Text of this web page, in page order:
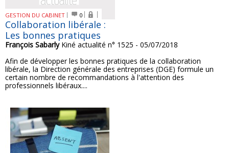
GESTION DU CABINET 0
Collaboration libérale :
Les bonnes pratiques
François SabarlyKiné actualité n° 1525 - 05/07/2018
Afin de développer les bonnes pratiques de la collaboration
libérale, la Direction générale des entreprises (DGE) formule un
certain nombre de recommandations à l'attention des
professionnels libéraux....